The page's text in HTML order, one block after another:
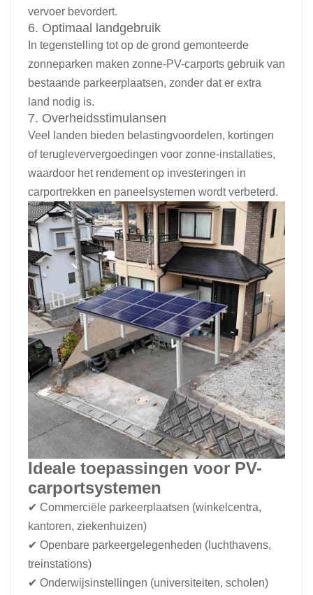
vervoer bevordert.
6. Optimaal landgebruik
In tegenstelling tot op de grond gemonteerde
zonneparken maken zonne-PV-carports gebruik van
bestaande parkeerplaatsen, zonder dat er extra
land nodig is.
7. Overheidsstimulansen
Veel landen bieden belastingvoordelen, kortingen
of terugleververgoedingen voor zonne-installaties,
waardoor het rendement op investeringen in
carportrekken en paneelsystemen wordt verbeterd.
Ideale toepassingen voor PV-
carportsystemen
✔ Commerciële parkeerplaatsen (winkelcentra,
kantoren, ziekenhuizen)
✔ Openbare parkeergelegenheden (luchthavens,
treinstations)
✔ Onderwijsinstellingen (universiteiten, scholen)